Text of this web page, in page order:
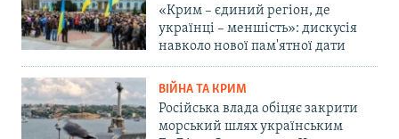
«Крим – єдиний регіон, де
українці – меншість»: дискусія
навколо нової пам'ятної дати
ВІЙНА ТА КРИМ
Російська влада обіцяє закрити
морський шлях українським